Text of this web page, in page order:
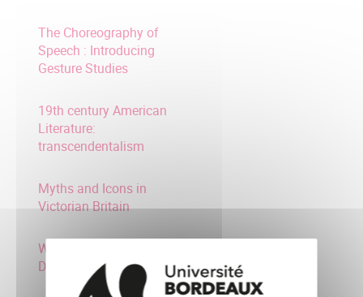
The Choreography of
Speech : Introducing
Gesture Studies
19th century American
Literature:
transcendentalism
Myths and Icons in
Victorian Britain
Women British Film
Directors